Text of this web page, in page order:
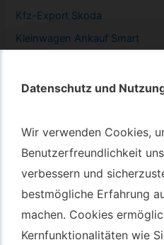
Datenschutz und
Wir verwenden Cookies,
Benutzerfreundlichkeit
verbessern und
bestmögliche Erfahrung
machen. Cookies
Kernfunktionalitäten wie
Datenschutz und
Wir verwenden Cookies,
Benutzerfreundlichkeit
verbessern und
bestmögliche Erfahrung
machen. Cookies
Kernfunktionalitäten wie
Kfz-Export Skoda
Kleinwagen Ankauf Smart
Autotransport Bochum
Autotransport Düsseldorf
Autotransport Essen
Autoexport Gelsenkirchen